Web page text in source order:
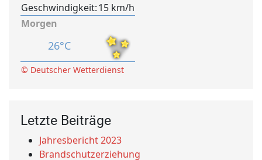
Geschwindigkeit:15 km/h
Morgen
26°C
© Deutscher Wetterdienst
Letzte Beiträge
Jahresbericht 2023
Brandschutzerziehung